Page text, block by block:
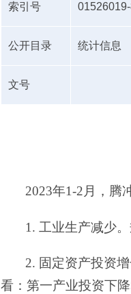
索引号
公开目录 统计信息
文号
2023年1-2 月， 腾
1. 工业生产减少
2. 固定资产投资
看：第一产业投资下降